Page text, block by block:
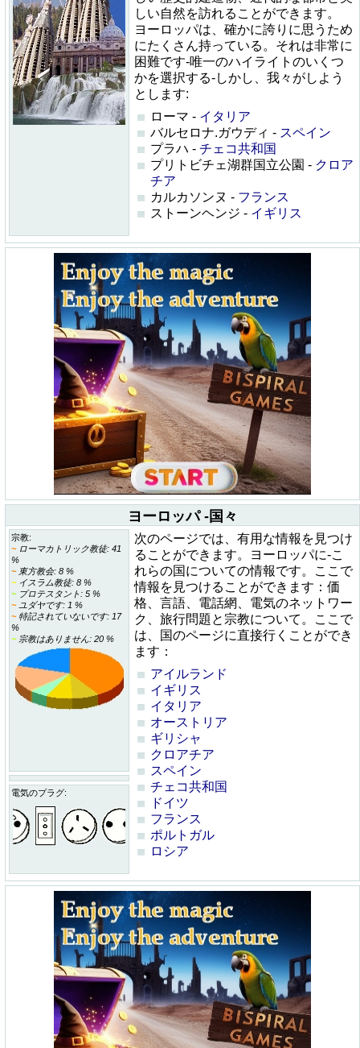
しい自然を訪れることができます。
ヨーロッパは、確かに誇りに思うため
にたくさん持っている。それは非常に
困難です-唯一のハイライトのいくつ
かを選択する-しかし、我々がしよう
とします:
ローマ - イタリア
バルセロナ.ガウディ - スペイン
プラハ - チェコ共和国
プリトビチェ湖群国立公園 - クロア
チア
カルカソンヌ - フランス
ストーンヘンジ - イギリス
ヨーロッパ -国々
宗教:
~ローマカトリック教徒: 41
%
~東方教会: 8 %
~イスラム教徒: 8 %
~プロテスタント: 5 %
~ユダヤです: 1 %
~特記されていないです: 17
%
~宗教はありません: 20 %
次のページでは、有用な情報を見つけ
ることができます。ヨーロッパに-こ
れらの国についての情報です。ここで
情報を見つけることができます：価
格、言語、電話網、電気のネットワー
ク、旅行問題と宗教について。ここで
は、国のページに直接行くことができ
ます：
アイルランド
イギリス
イタリア
オーストリア
ギリシャ
クロアチア
スペイン
チェコ共和国
ドイツ
フランス
ポルトガル
ロシア
電気のプラグ: